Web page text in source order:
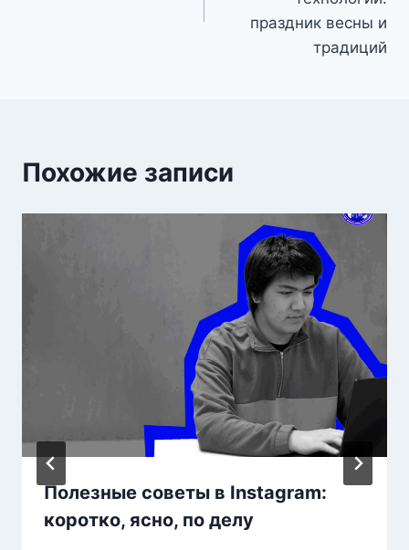
праздник весны и
традиций
Похожие записи
Полезные советы в Instagram:
коротко, ясно, по делу